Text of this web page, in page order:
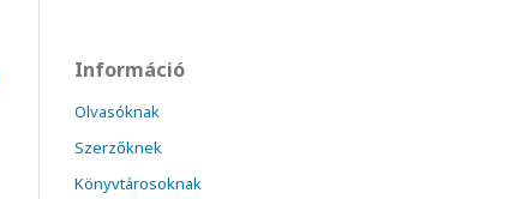
Információ
Olvasóknak
Szerzőknek
Könyvtárosoknak